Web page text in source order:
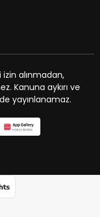
→ Menüler
tarafınıza haber,
gönderilmesini
alınmadan,
Kanuna aykırı ve
yayınlanamaz.
Grandpashabet